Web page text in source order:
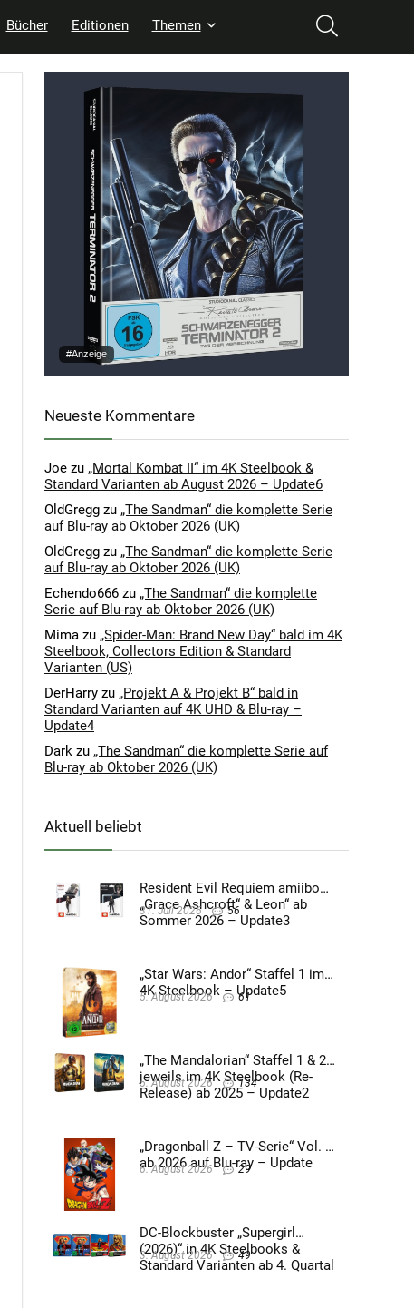
Bücher Editionen Themen
#Anzeige
Neueste Kommentare
Joe zu „Mortal Kombat II“ im 4K Steelbook &
Standard Varianten ab August 2026 – Update6
OldGregg zu „The Sandman“ die komplette Serie
auf Blu-ray ab Oktober 2026 (UK)
OldGregg zu „The Sandman“ die komplette Serie
auf Blu-ray ab Oktober 2026 (UK)
Echendo666 zu „The Sandman“ die komplette
Serie auf Blu-ray ab Oktober 2026 (UK)
Mima zu „Spider-Man: Brand New Day“ bald im 4K
Steelbook, Collectors Edition & Standard
Varianten (US)
DerHarry zu „Projekt A & Projekt B“ bald in
Standard Varianten auf 4K UHD & Blu-ray –
Update4
Dark zu „The Sandman“ die komplette Serie auf
Blu-ray ab Oktober 2026 (UK)
Aktuell beliebt
Resident Evil Requiem amiibo
„Grace Ashcroft“ & Leon“ ab
Sommer 2026 – Update3
31. Juli 2026 56
„Star Wars: Andor“ Staffel 1 im
4K Steelbook – Update5
5. August 2026 61
„The Mandalorian“ Staffel 1 & 2
jeweils im 4K Steelbook (Re-
Release) ab 2025 – Update2
5. August 2026 134
„Dragonball Z – TV-Serie“ Vol. 4
ab 2026 auf Blu-ray – Update
6. August 2026 29
DC-Blockbuster „Supergirl
(2026)“ in 4K Steelbooks &
Standard Varianten ab 4. Quartal
3. August 2026 49